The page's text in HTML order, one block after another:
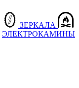
ЗЕРКАЛА
ЭЛЕКТРОКАМИНЫ